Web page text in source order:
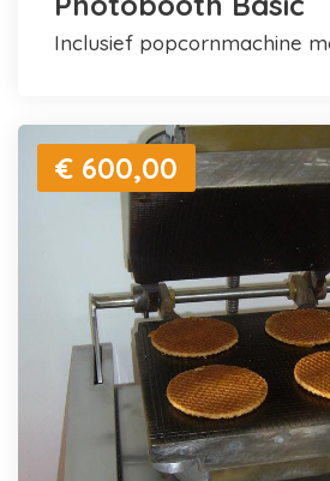
inclusief popcornmachine
€ 600,00